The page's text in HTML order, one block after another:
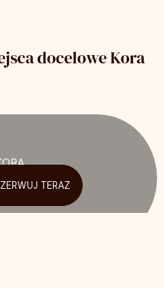
TERAZ
docelowe Kora
CITY
GASTEIZ